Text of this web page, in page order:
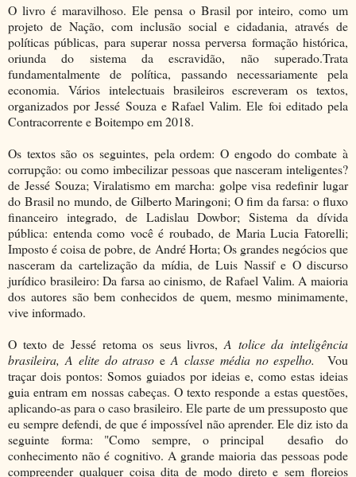
O livro é maravilhoso. Ele pensa o Brasil por inteiro, como um
projeto de Nação, com inclusão social e cidadania, através de
políticas públicas, para superar nossa perversa formação histórica,
oriunda do sistema da escravidão, não superado.Trata
fundamentalmente de política, passando necessariamente pela
economia. Vários intelectuais brasileiros escreveram os textos,
organizados por Jessé Souza e Rafael Valim. Ele foi editado pela
Contracorrente e Boitempo em 2018.
Os textos são os seguintes, pela ordem: O engodo do combate à
corrupção: ou como imbecilizar pessoas que nasceram inteligentes?
de Jessé Souza; Viralatismo em marcha: golpe visa redefinir lugar
do Brasil no mundo, de Gilberto Maringoni; O fim da farsa: o fluxo
financeiro integrado, de Ladislau Dowbor; Sistema da dívida
pública: entenda como você é roubado, de Maria Lucia Fatorelli;
Imposto é coisa de pobre, de André Horta; Os grandes negócios que
nasceram da cartelização da mídia, de Luis Nassif e O discurso
jurídico brasileiro: Da farsa ao cinismo, de Rafael Valim. A maioria
dos autores são bem conhecidos de quem, mesmo minimamente,
vive informado.
O texto de Jessé retoma os seus livros,A tolice da inteligência
brasileira, A elite do atrasoeA classe média no espelho.
Vou
traçar dois pontos: Somos guiados por ideias e, como estas ideias
guia entram em nossas cabeças. O texto responde a estas questões,
aplicando-as para o caso brasileiro. Ele parte de um pressuposto que
eu sempre defendi, de que é impossível não aprender. Ele diz isto da
seguinte forma: "Como sempre, o principal desafio do
conhecimento não é cognitivo. A grande maioria das pessoas pode
compreender qualquer coisa dita de modo direto e sem floreios